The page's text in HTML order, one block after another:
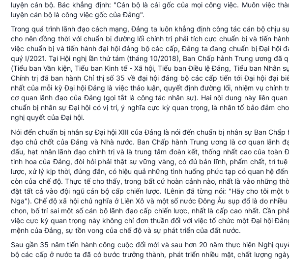
luyện cán bộ. Bác khẳng định: "Cán bộ là cái gốc của mọi công việc. Muôn việc
luyện cán bộ là công việc gốc của Đảng".
Trong quá trình lãnh đạo cách mạng, Đảng ta luôn khẳng định công tác cán bộ chịu
cho nên đồng thời với chuẩn bị đường lối chính trị phải tích cực chuẩn bị và tiến
việc chuẩn bị và tiến hành đại hội đảng bộ các cấp, Đảng ta đang chuẩn bị Đại hội
quý I/2021. Tại Hội nghị lần thứ tám (tháng 10/2018), Ban Chấp hành Trung ương
(Tiểu ban Văn kiện, Tiểu ban Kinh tế - Xã hội, Tiểu ban Điều lệ Đảng, Tiểu ban
Chính trị đã ban hành Chỉ thị số 35 về đại hội đảng bộ các cấp tiến tới Đại hội đại
nhất của mỗi kỳ Đại hội Đảng là việc thảo luận, quyết định đường lối, nhiệm vụ
cơ quan lãnh đạo của Đảng (gọi tắt là công tác nhân sự). Hai nội dung này liên
chuẩn bị nhân sự Đại hội có vị trí, ý nghĩa cực kỳ quan trọng, là nhân tố bảo đảm
nghị quyết của Đại hội.
Nói đến chuẩn bị nhân sự Đại hội XIII của Đảng là nói đến chuẩn bị nhân sự Ban
đạo chủ chốt của Đảng và Nhà nước. Ban Chấp hành Trung ương là cơ quan lãnh
đấu, hạt nhân lãnh đạo chính trị và là trung tâm đoàn kết, thống nhất cao của
tinh hoa của Đảng, đòi hỏi phải thật sự vững vàng, có đủ bản lĩnh, phẩm chất, trí
lược, xử lý kịp thời, đúng đắn, có hiệu quả những tình huống phức tạp có quan hệ
còn của chế độ. Thực tế cho thấy, trong bất cứ hoàn cảnh nào, nhất là vào những
đặt tất cả vào đội ngũ cán bộ cấp chiến lược. (Lênin đã từng nói: "Hãy cho tôi một
Nga"). Chế độ xã hội chủ nghĩa ở Liên Xô và một số nước Đông Âu sụp đổ là do
chọn, bố trí sai một số cán bộ lãnh đạo cấp chiến lược, nhất là cấp cao nhất. Cần
việc cực kỳ quan trọng này không chỉ đơn thuần đối với việc tổ chức một Đại hội
mệnh của Đảng, sự tồn vong của chế độ và sự phát triển của đất nước.
Sau gần 35 năm tiến hành công cuộc đổi mới và sau hơn 20 năm thực hiện Nghị
bộ các cấp ở nước ta đã có bước trưởng thành, phát triển nhiều mặt, chất lượng